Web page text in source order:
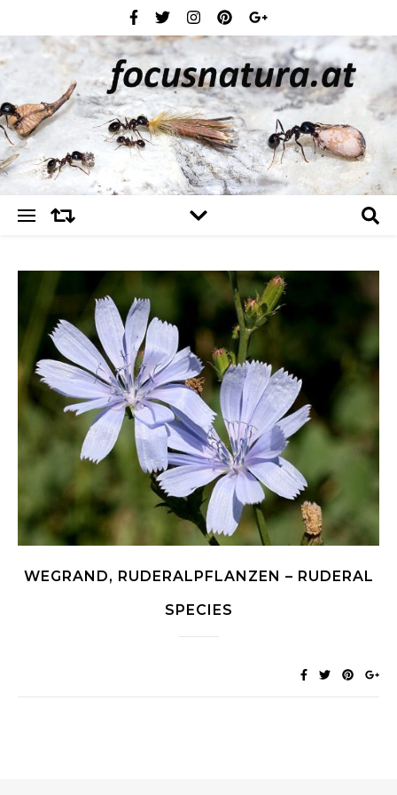
WEGRAND, RUDERALPFLANZEN – RUDERAL
SPECIES